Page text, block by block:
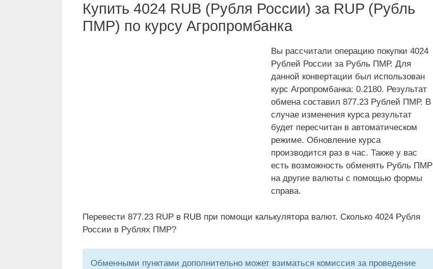
Купить 4024 RUB (Рубля России) за RUP (Рубль
ПМР) по курсу Агропромбанка
Вы рассчитали операцию покупки 4024
Рублей России за Рубль ПМР. Для
данной конвертации был использован
курс Агропромбанка: 0.2180. Результат
обмена составил 877.23 Рублей ПМР. В
случае изменения курса результат
будет пересчитан в автоматическом
режиме. Обновление курса
производится раз в час. Также у вас
есть возможность обменять Рубль ПМР
на другие валюты с помощью формы
справа.
Перевести 877.23 RUP в RUB при помощи калькулятора валют. Сколько 4024 Рубля
России в Рублях ПМР?
Обменными пунктами дополнительно может взиматься комиссия за проведение